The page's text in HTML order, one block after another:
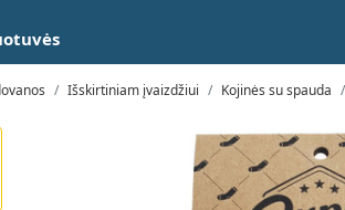
Išskirtiniam įvaizdžiui Kojinės su spauda